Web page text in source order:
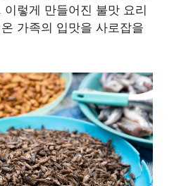
렇게 만들어진 불맛 요리
가족의 입맛을 사로잡을